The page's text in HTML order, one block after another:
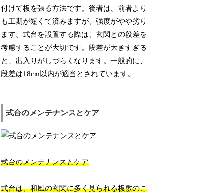
付けて板を張る方法です。後者は、前者より
も工期が短くて済みますが、強度がやや劣り
ます。式台を設置する際は、玄関との段差を
考慮することが大切です。段差が大きすぎる
と、出入りがしづらくなります。一般的に、
段差は18cm以内が適当とされています。
式台のメンテナンスとケア
式台のメンテナンスとケア
式台は、和風の玄関に多く見られる板敷のこ